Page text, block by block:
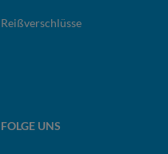
Reißverschlüsse
FOLGE UNS